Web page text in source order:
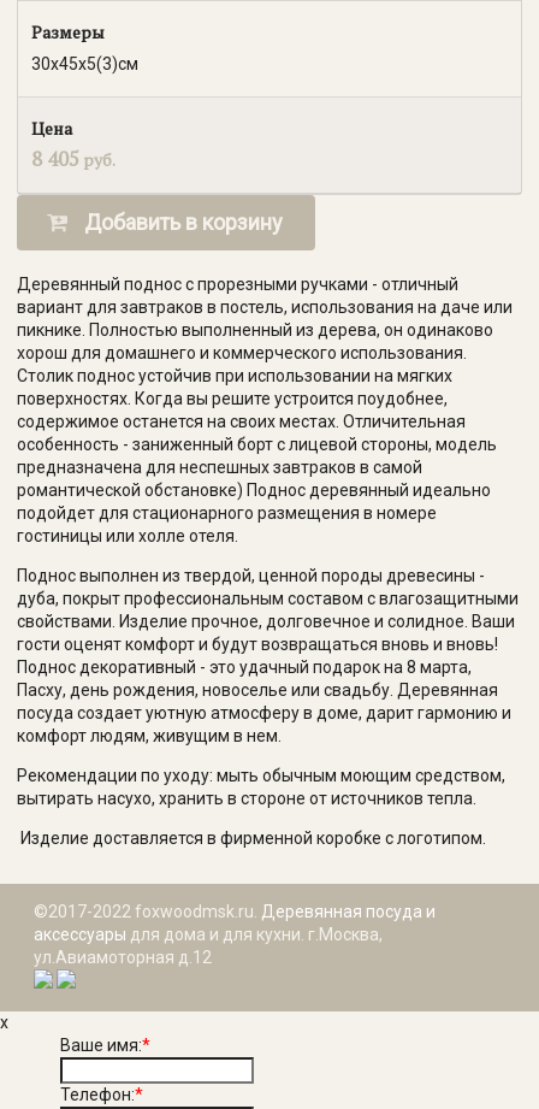
Размеры
30х45х5(3)см
Цена
8 405 руб.
Добавить в корзину
Деревянный поднос с прорезными ручками - отличный
вариант для завтраков в постель, использования на даче или
пикнике. Полностью выполненный из дерева, он одинаково
хорош для домашнего и коммерческого использования.
Столик поднос устойчив при использовании на мягких
поверхностях. Когда вы решите устроится поудобнее,
содержимое останется на своих местах. Отличительная
особенность - заниженный борт с лицевой стороны, модель
предназначена для неспешных завтраков в самой
романтической обстановке) Поднос деревянный идеально
подойдет для стационарного размещения в номере
гостиницы или холле отеля.
Поднос выполнен из твердой, ценной породы древесины -
дуба, покрыт профессиональным составом с влагозащитными
свойствами. Изделие прочное, долговечное и солидное. Ваши
гости оценят комфорт и будут возвращаться вновь и вновь!
Поднос декоративный - это удачный подарок на 8 марта,
Пасху, день рождения, новоселье или свадьбу. Деревянная
посуда создает уютную атмосферу в доме, дарит гармонию и
комфорт людям, живущим в нем.
Рекомендации по уходу: мыть обычным моющим средством,
вытирать насухо, хранить в стороне от источников тепла.
Изделие доставляется в фирменной коробке с логотипом.
©2017-2022 foxwoodmsk.ru. Деревянная посуда и
аксессуары для дома и для кухни. г.Москва,
ул.Авиамоторная д.12
x
Ваше имя:*
Телефон:*